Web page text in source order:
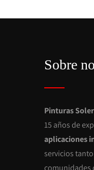
Sobre
Pinturas Soler
15 años de
aplicaciones
servicios
comunidades